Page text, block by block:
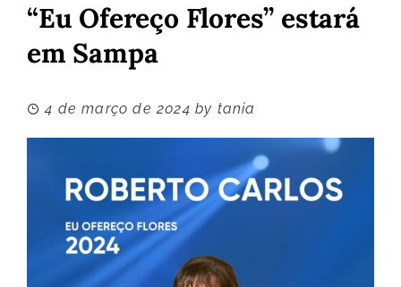
“Eu Ofereço Flores” estará
em Sampa
4 de março de 2024 by tania